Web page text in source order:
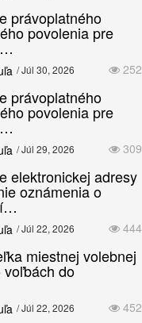
právoplatného
povolenia pre
252
/ Júl 30, 2026
právoplatného
povolenia pre
309
/ Júl 29, 2026
elektronickej adresy
oznámenia o
444
/ Júl 22, 2026
miestnej volebnej
voľbách do
452
/ Júl 22, 2026